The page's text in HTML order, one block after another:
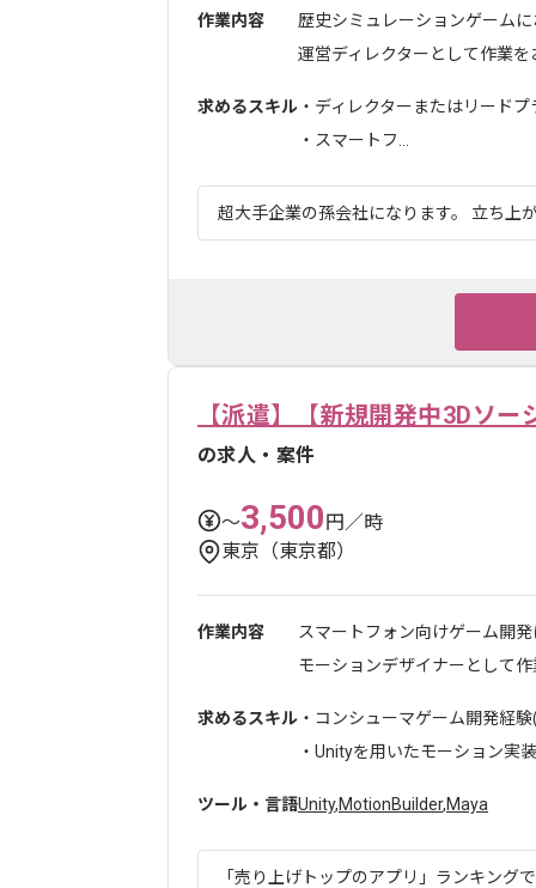
作業内容
歴史シミュレーションゲーム
運営ディレクターとして作業を
求めるスキル ・ディレクターまたはリード
・スマートフ...
超大手企業の孫会社になります。 立ち上
【派遣】【新規開発中3Dソ
の求人・案件
〜3,500円／時
東京（東京都）
作業内容
スマートフォン向けゲーム開
モーションデザイナーとして作
求めるスキル ・コンシューマゲーム開発経
・Unityを用いたモーション実
ツール・言語Unity,MotionBuilder,Maya
「売り上げトップのアプリ」ランキング